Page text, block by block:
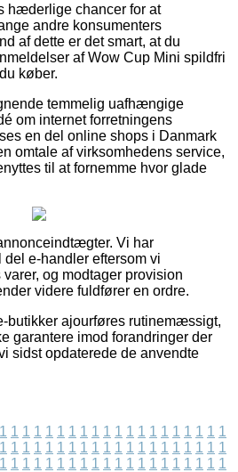
hæderlige chancer for at
andre konsumenters
af dette er det smart, at du
af Wow Cup Mini spildfri
køber.
temmelig uafhængige
om internet forretningens
en del online shops i Danmark
omtale af virksomhedens service,
til at fornemme hvor glade
Vi har
e-handler eftersom vi
og modtager provision
videre fuldfører en ordre.
butikker ajourføres rutinemæssigt,
garantere imod forandringer der
sidst opdaterede de anvendte
1 1 1 1 1 1 1 1 1 1 1 1 1 1 1 1 1 1 1 1
1 1 1 1 1 1 1 1 1 1 1 1 1 1 1 1 1 1 1 1
1 1 1 1 1 1 1 1 1 1 1 1 1 1 1 1 1 1 1 1